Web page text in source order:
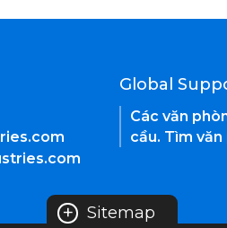
Global
Các văn
cầu. Tìm
+ Sitemap